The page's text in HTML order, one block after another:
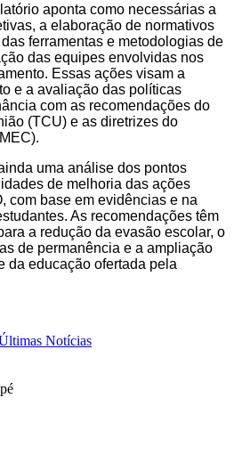
aponta como necessárias a
a elaboração de normativos
ferramentas e metodologias de
das equipes envolvidas nos
Essas ações visam a
e a avaliação das políticas
com as recomendações do
(TCU) e as diretrizes do
uma análise dos pontos
de melhoria das ações
com base em evidências e na
As recomendações têm
a redução da evasão escolar, o
de permanência e a ampliação
da educação ofertada pela
Notícias